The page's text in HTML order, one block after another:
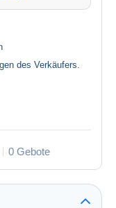
des Verkäufers.
0 Gebote